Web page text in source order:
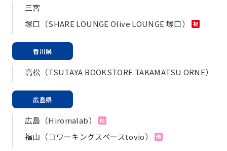
三宮
塚口（SHARE LOUNGE Olive LOUNGE 塚口）
祝
香川県
高松（TSUTAYA BOOKSTORE TAKAMATSU ORNE）
広島県
広島（Hiromalab） 他
福山（コワーキングスペースtovio） 他